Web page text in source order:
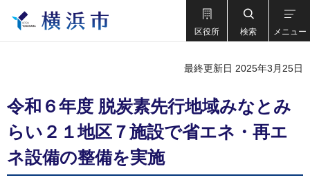
区役所 検索 メニュー
最終更新日 2025年3月25日
令和６年度 脱炭素先行地域みなとみ
らい２１地区７施設で省エネ・再エ
ネ設備の整備を実施